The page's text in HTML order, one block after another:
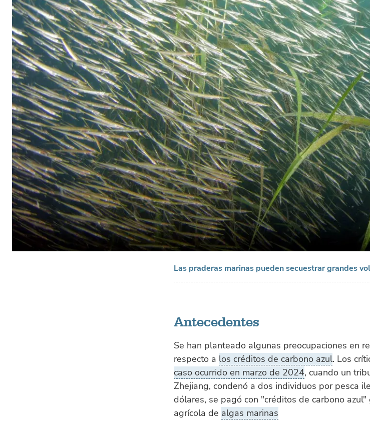
Las praderas marinas pueden secuestrar grandes
Antecedentes
Se han planteado algunas preocupaciones en
respecto a los créditos de carbono azul. Los
caso ocurrido en marzo de 2024, cuando un
Zhejiang, condenó a dos individuos por pesca
dólares, se pagó con "créditos de carbono
agrícola de algas marinas